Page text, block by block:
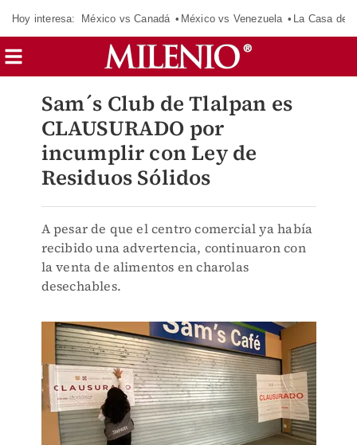
Hoy interesa: México vs Canadá México vs Venezuela La Casa de
Sam´s Club de Tlalpan es
CLAUSURADO por
incumplir con Ley de
Residuos Sólidos
A pesar de que el centro comercial ya había
recibido una advertencia, continuaron con
la venta de alimentos en charolas
desechables.